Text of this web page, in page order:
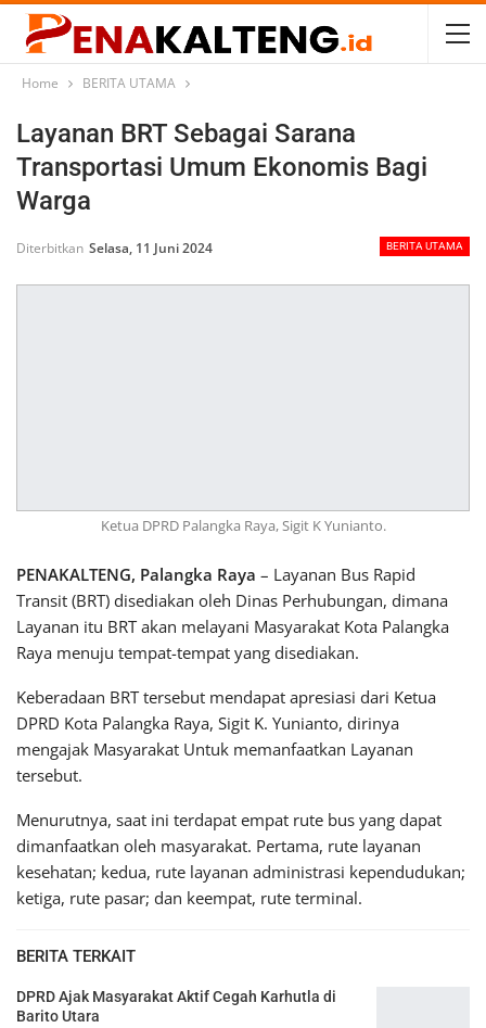
Home BERITA UTAMA
Layanan BRT Sebagai Sarana
Transportasi Umum Ekonomis Bagi
Warga
BERITA UTAMA
Diterbitkan Selasa, 11 Juni 2024
Ketua DPRD Palangka Raya, Sigit K Yunianto.
PENAKALTENG, Palangka Raya – Layanan Bus Rapid
Transit (BRT) disediakan oleh Dinas Perhubungan, dimana
Layanan itu BRT akan melayani Masyarakat Kota Palangka
Raya menuju tempat-tempat yang disediakan.
Keberadaan BRT tersebut mendapat apresiasi dari Ketua
DPRD Kota Palangka Raya, Sigit K. Yunianto, dirinya
mengajak Masyarakat Untuk memanfaatkan Layanan
tersebut.
Menurutnya, saat ini terdapat empat rute bus yang dapat
dimanfaatkan oleh masyarakat. Pertama, rute layanan
kesehatan; kedua, rute layanan administrasi kependudukan;
ketiga, rute pasar; dan keempat, rute terminal.
BERITA TERKAIT
DPRD Ajak Masyarakat Aktif Cegah Karhutla di
Barito Utara